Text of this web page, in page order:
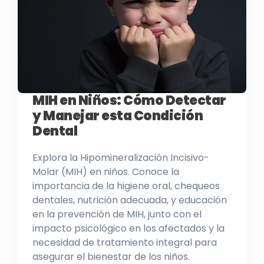
MIH en Niños: Cómo Detectar
y Manejar esta Condición
Dental
Explora la Hipomineralización Incisivo-
Molar (MIH) en niños. Conoce la
importancia de la higiene oral, chequeos
dentales, nutrición adecuada, y educación
en la prevención de MIH, junto con el
impacto psicológico en los afectados y la
necesidad de tratamiento integral para
asegurar el bienestar de los niños.